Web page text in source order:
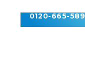
0120-665-589